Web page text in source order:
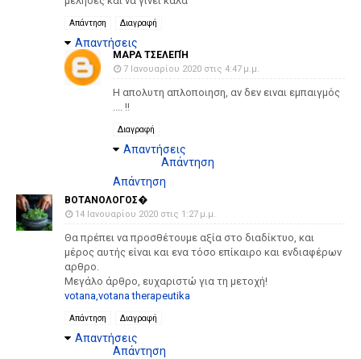
Απάντηση Διαγραφή
Απαντήσεις
ΜΑΡΑ ΤΣΕΛΕΠΉ
7 Ιανουαρίου 2020 στις 4:47 μ.μ.
Η απολυτη απλοποιηση, αν δεν ειναι εμπαιγμός
.... !!
Διαγραφή
Απαντήσεις
Απάντηση
Απάντηση
ΒΟΤΑΝΟΛΟΓΟΣ�
14 Ιανουαρίου 2020 στις 1:27 μ.μ.
Θα πρέπει να προσθέτουμε αξία στο διαδίκτυο, και
μέρος αυτής είναι και ενα τόσο επίκαιρο και ενδιαφέρων
αρθρο.
Μεγάλο άρθρο, ευχαριστώ για τη μετοχή!
votana,votana therapeutika
Απάντηση Διαγραφή
Απαντήσεις
Απάντηση